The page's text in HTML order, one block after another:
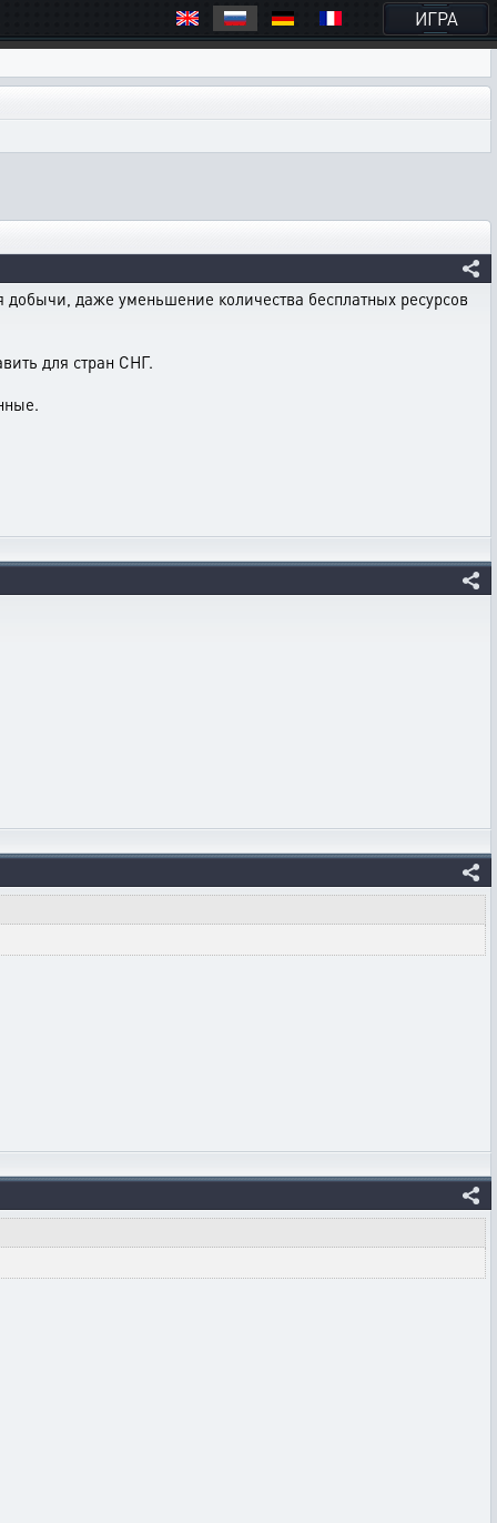
ИГРА
даже уменьшение количества бесплатных ресурсов
для стран СНГ.